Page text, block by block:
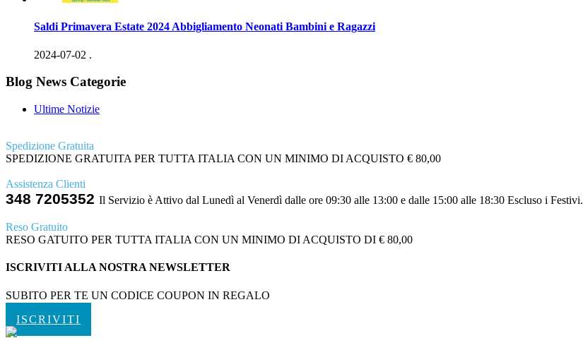
Saldi Primavera Estate 2024 Abbigliamento Neonati Bambini e Ragazzi
2024-07-02 .
Blog News Categorie
Ultime Notizie
Spedizione Gratuita
SPEDIZIONE GRATUITA PER TUTTA ITALIA CON UN MINIMO DI ACQUISTO € 80,00
Assistenza Clienti
348 7205352 Il Servizio è Attivo dal Lunedì al Venerdì dalle ore 09:30 alle 13:00 e dalle 15:00 alle 18:30 Escluso i Festivi.
Reso Gratuito
RESO GATUITO PER TUTTA ITALIA CON UN MINIMO DI ACQUISTO DI € 80,00
ISCRIVITI ALLA NOSTRA NEWSLETTER
SUBITO PER TE UN CODICE COUPON IN REGALO
ISCRIVITI